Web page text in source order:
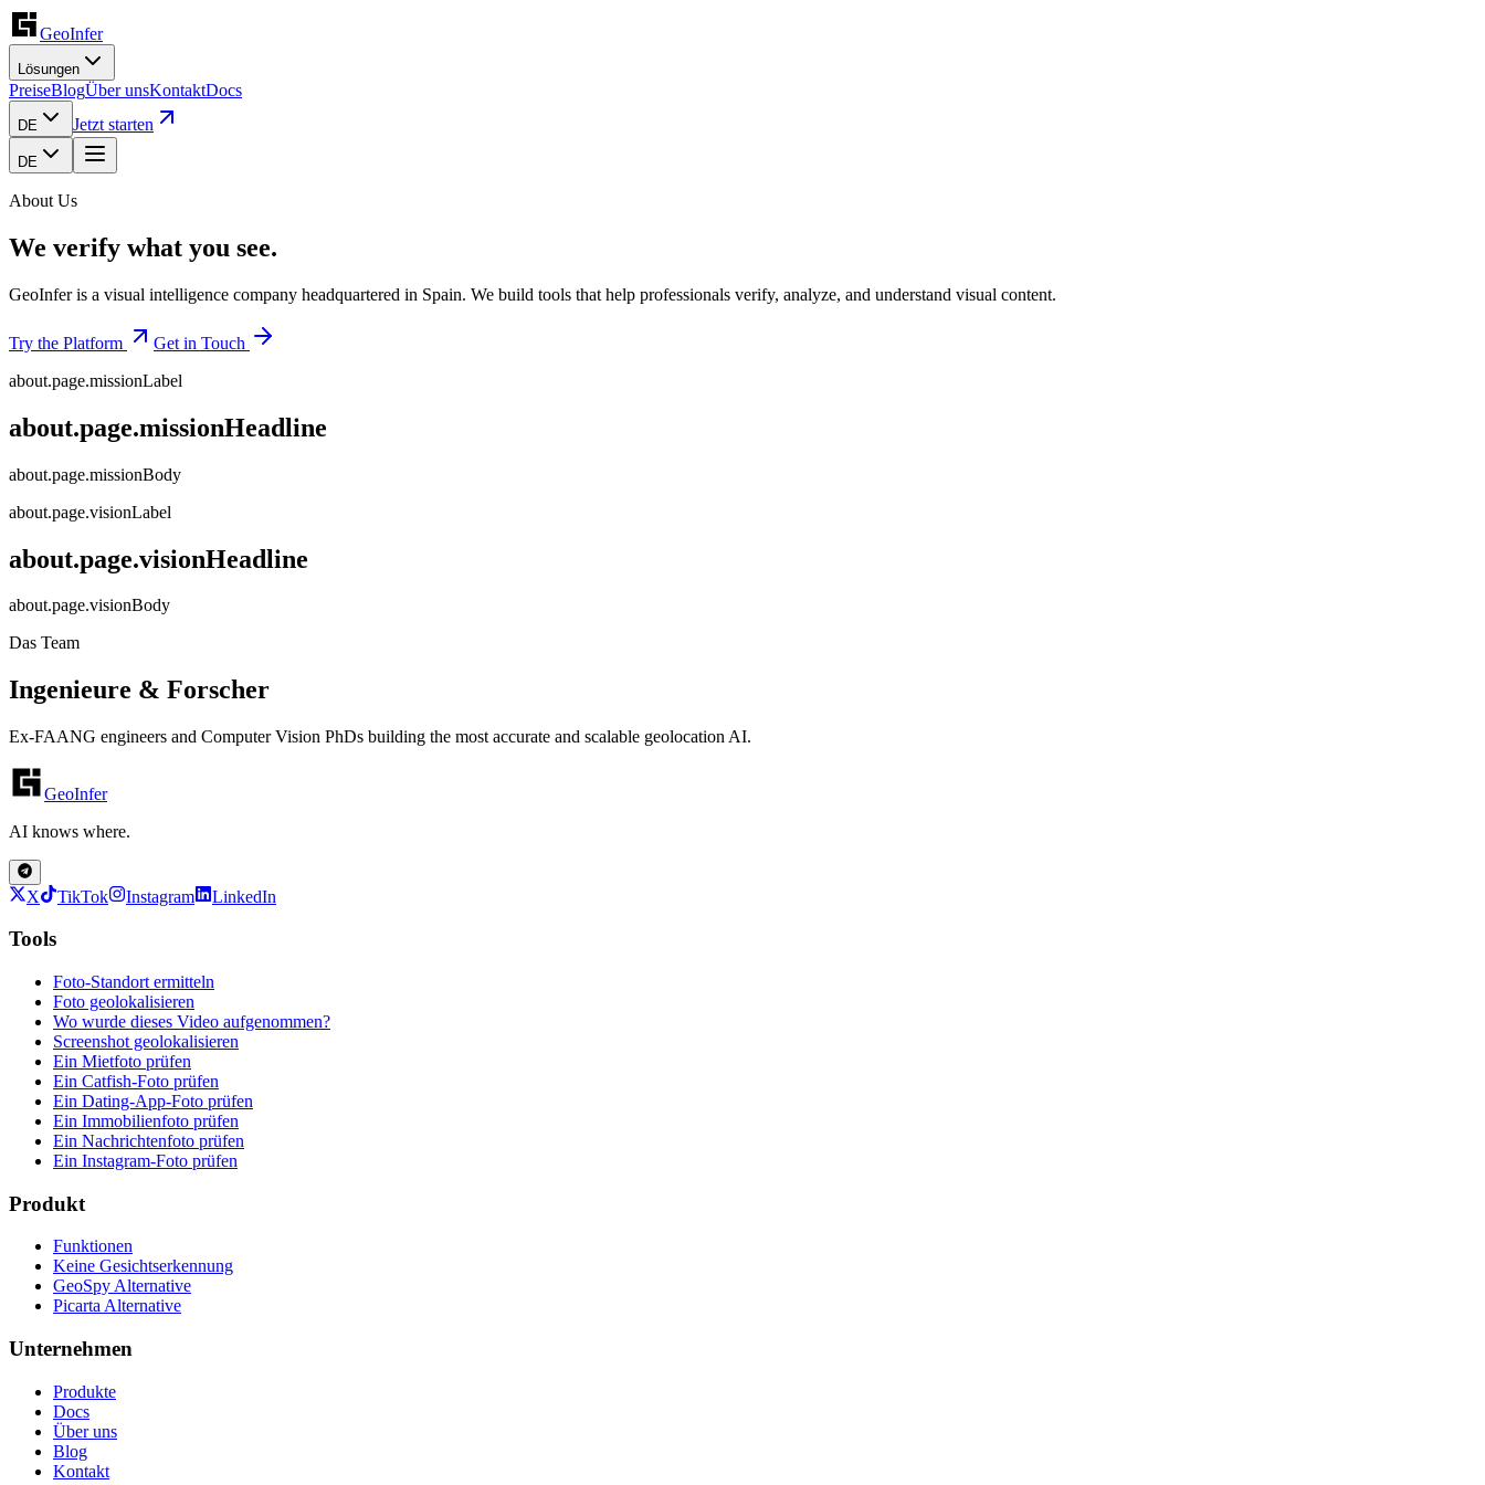
GeoInfer
Lösungen
PreiseBlogÜber unsKontaktDocs
DE Jetzt starten
DE
About Us
We verify what you see.
GeoInfer is a visual intelligence company headquartered in Spain. We build tools that help professionals verify, analyze, and understand visual content.
Try the Platform
Get in Touch
about.page.missionLabel
about.page.missionHeadline
about.page.missionBody
about.page.visionLabel
about.page.visionHeadline
about.page.visionBody
Das Team
Ingenieure & Forscher
Ex-FAANG engineers and Computer Vision PhDs building the most accurate and scalable geolocation AI.
GeoInfer
AI knows where.
X TikTok Instagram LinkedIn
Tools
Foto-Standort ermitteln
Foto geolokalisieren
Wo wurde dieses Video aufgenommen?
Screenshot geolokalisieren
Ein Mietfoto prüfen
Ein Catfish-Foto prüfen
Ein Dating-App-Foto prüfen
Ein Immobilienfoto prüfen
Ein Nachrichtenfoto prüfen
Ein Instagram-Foto prüfen
Produkt
Funktionen
Keine Gesichtserkennung
GeoSpy Alternative
Picarta Alternative
Unternehmen
Produkte
Docs
Über uns
Blog
Kontakt